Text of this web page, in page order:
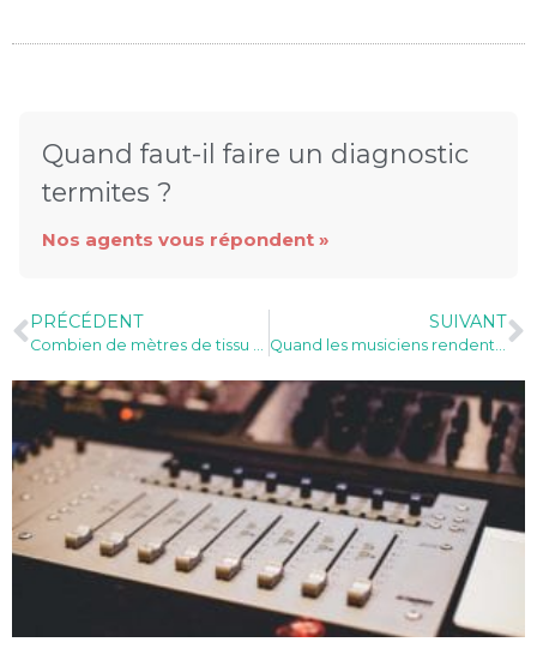
Quand faut-il faire un diagnostic
termites ?
Nos agents vous répondent »
PRÉCÉDENT SUIVANT